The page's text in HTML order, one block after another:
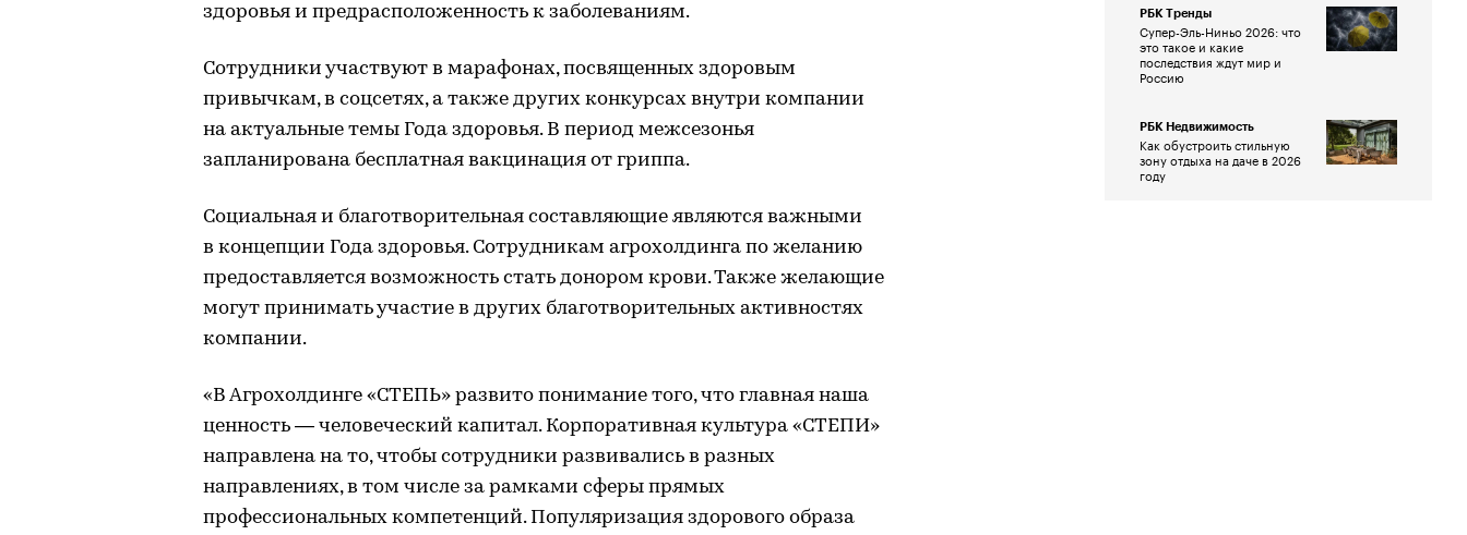
здоровья и предрасположенность к заболеваниям.
Сотрудники участвуют в марафонах, посвященных здоровым
привычкам, в соцсетях, а также других конкурсах внутри компании
на актуальные темы Года здоровья. В период межсезонья
запланирована бесплатная вакцинация от гриппа.
Социальная и благотворительная составляющие являются важными
в концепции Года здоровья. Сотрудникам агрохолдинга по желанию
предоставляется возможность стать донором крови. Также желающие
могут принимать участие в других благотворительных активностях
компании.
«В Агрохолдинге «СТЕПЬ» развито понимание того, что главная наша
ценность — человеческий капитал. Корпоративная культура «СТЕПИ»
направлена на то, чтобы сотрудники развивались в разных
направлениях, в том числе за рамками сферы прямых
профессиональных компетенций. Популяризация здорового образа
РБК Тренды
Супер-Эль-Ниньо 2026: что
это такое и какие
последствия ждут мир и
Россию
РБК Недвижимость
Как обустроить стильную
зону отдыха на даче в 2026
году